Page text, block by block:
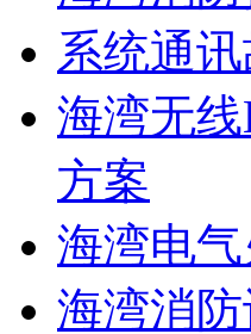
系统通
海湾无
方案
海湾电
海湾消